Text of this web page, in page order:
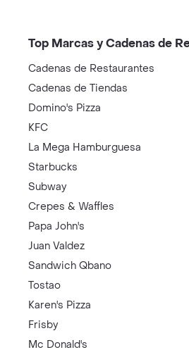
Top Marcas y Cadenas de
Cadenas de Restaurantes
Cadenas de Tiendas
Domino's Pizza
KFC
La Mega Hamburguesa
Starbucks
Subway
Crepes & Waffles
Papa John's
Juan Valdez
Sandwich Qbano
Tostao
Karen's Pizza
Frisby
Mc Donald's